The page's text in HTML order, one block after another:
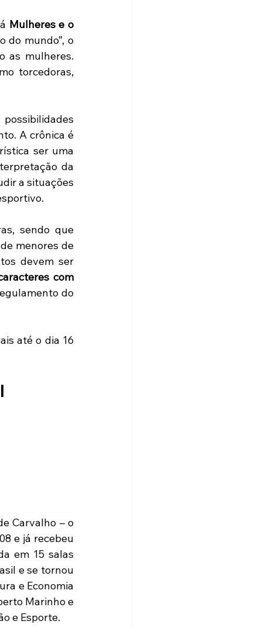
Mulheres e o
do mundo”, o
as mulheres.
torcedoras,
A crônica é
ser uma
da
a situações
sendo que
menores de
com
do
até o dia 16
Carvalho – o
e já recebeu
em 15 salas
e se tornou
e Economia
Marinho e
e Esporte.